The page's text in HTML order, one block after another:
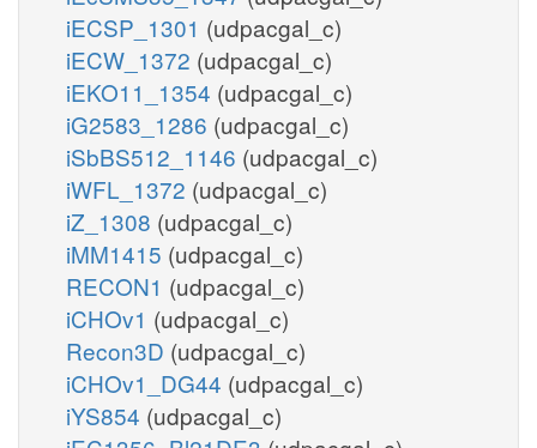
iECSP_1301 (udpacgal_c)
iECW_1372 (udpacgal_c)
iEKO11_1354 (udpacgal_c)
iG2583_1286 (udpacgal_c)
iSbBS512_1146 (udpacgal_c)
iWFL_1372 (udpacgal_c)
iZ_1308 (udpacgal_c)
iMM1415 (udpacgal_c)
RECON1 (udpacgal_c)
iCHOv1 (udpacgal_c)
Recon3D (udpacgal_c)
iCHOv1_DG44 (udpacgal_c)
iYS854 (udpacgal_c)